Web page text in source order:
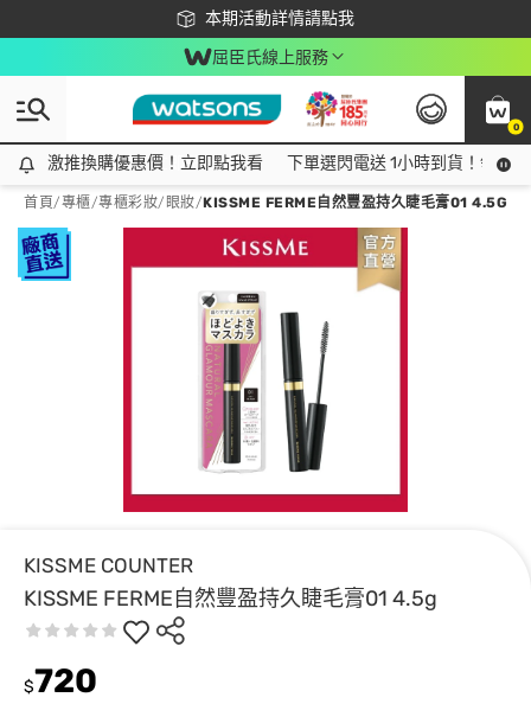
本期活動詳情請點我
下載app最高回饋$350
屈臣氏線上服務
0
激推換購優惠價！立即點我看
激推換購優惠價！立即點我看 下單選閃電送 1小時到貨！領神
首頁/專櫃/專櫃彩妝/ 眼妝/KISSME FERME自然豐盈持久睫毛膏01 4.5G
KISSME COUNTER
KISSME FERME自然豐盈持久睫毛膏01 4.5g
$720